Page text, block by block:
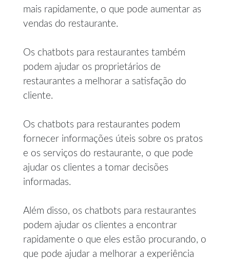
mais rapidamente, o que pode aumentar as
vendas do restaurante.
Os chatbots para restaurantes também
podem ajudar os proprietários de
restaurantes a melhorar a satisfação do
cliente.
Os chatbots para restaurantes podem
fornecer informações úteis sobre os pratos
e os serviços do restaurante, o que pode
ajudar os clientes a tomar decisões
informadas.
Além disso, os chatbots para restaurantes
podem ajudar os clientes a encontrar
rapidamente o que eles estão procurando, o
que pode ajudar a melhorar a experiência